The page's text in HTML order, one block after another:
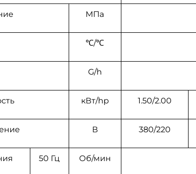
MПa
℃/℃
G/h
кВт/hp 1.50/2.00
В 380/220
50 Гц Об/мин